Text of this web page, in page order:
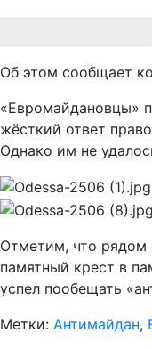
Об этом сообщает
«Евромайдановцы»
жёсткий ответ
Однако им не
Отметим, что рядом
памятный крест в
успел пообещать
Метки: Антимайдан,